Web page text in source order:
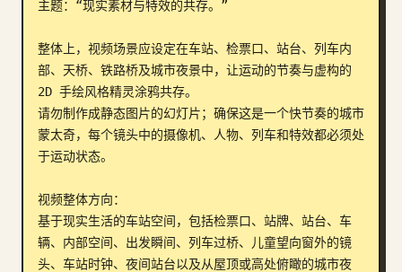
主题：“现实素材与特效的共存。”
整体上，视频场景应设定在车站、检票口、站台、列车内
部、天桥、铁路桥及城市夜景中，让运动的节奏与虚构的
2D 手绘风格精灵涂鸦共存。
请勿制作成静态图片的幻灯片；确保这是一个快节奏的城市
蒙太奇，每个镜头中的摄像机、人物、列车和特效都必须处
于运动状态。
视频整体方向：
基于现实生活的车站空间，包括检票口、站牌、站台、车
辆、内部空间、出发瞬间、列车过桥、儿童望向窗外的镜
头、车站时钟、夜间站台以及从屋顶或高处俯瞰的城市夜